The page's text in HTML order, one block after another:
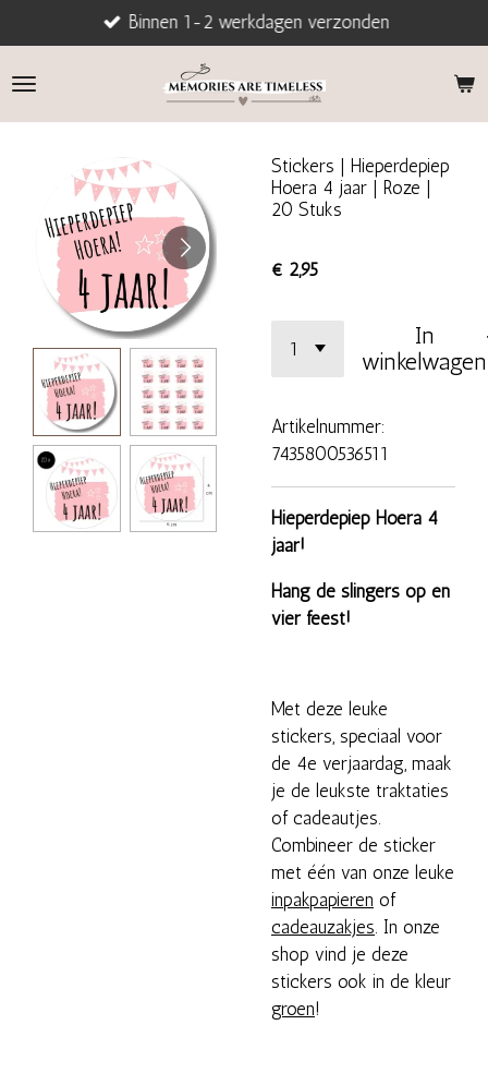
direct
naar
Binnen 1-2 werkdagen verzonden
Stickers | Hieperdepiep
Hoera 4 jaar | Roze |
20 Stuks
€ 2,95
In
winkelwagen
Artikelnummer:
7435800536511
Hieperdepiep Hoera 4
jaar!
Hang de slingers op en
vier feest!
Met deze leuke
stickers, speciaal voor
de 4e verjaardag, maak
je de leukste traktaties
of cadeautjes.
Combineer de sticker
met één van onze leuke
inpakpapieren of
cadeauzakjes. In onze
shop vind je deze
stickers ook in de kleur
groen!